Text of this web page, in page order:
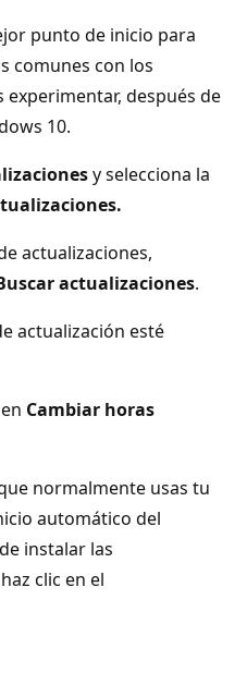
punto de inicio para
comunes con los
después de
10.
y selecciona la
actualizaciones,
actualizaciones.
actualización esté
Cambiar horas
normalmente usas tu
automático del
instalar las
clic en el